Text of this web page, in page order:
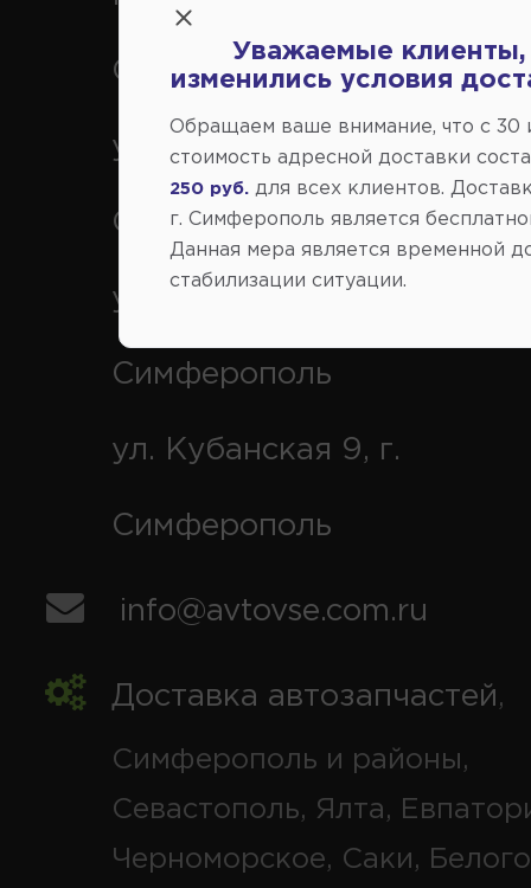
Симферополь
ул. Федоренко 1В, г.
Симферополь
ул. Генерала Васильева
Симферополь
ул. Кубанская 9, г.
Симферополь
info@avtovse.com.ru
Доставка автозапчастей,
Симферополь и районы,
Севастополь, Ялта,
Черноморское, Саки,
Уважаемые клиенты,
изменились условия
Обращаем ваше внимание, что c 30
стоимость адресной доставки
250 руб. для всех клиентов.
г. Симферополь является
Данная мера является временной
стабилизации ситуации.